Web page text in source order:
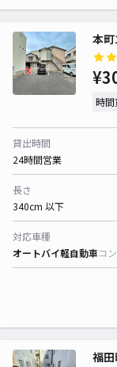
本
時間
貸出時間
24時間営業
長さ
340cm 以下
対応車種
オートバイ軽自動車コ
福